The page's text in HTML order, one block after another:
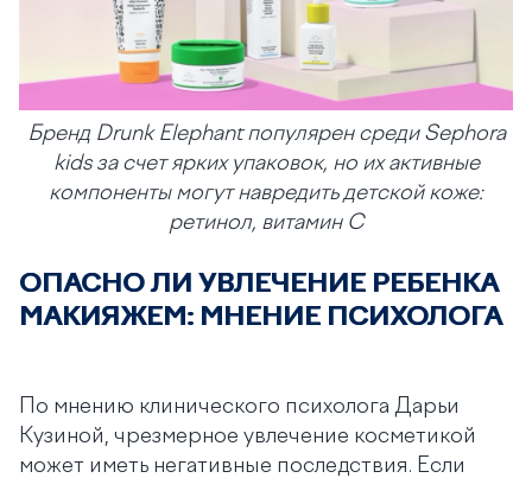
Бренд Drunk Elephant популярен среди Sephora
kids за счет ярких упаковок, но их активные
компоненты могут навредить детской коже:
ретинол, витамин С
ОПАСНО ЛИ УВЛЕЧЕНИЕ РЕБЕНКА
МАКИЯЖЕМ: МНЕНИЕ ПСИХОЛОГА
По мнению клинического психолога Дарьи
Кузиной, чрезмерное увлечение косметикой
может иметь негативные последствия. Если